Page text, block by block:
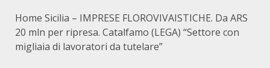
Home Sicilia – IMPRESE FLOROVIVAISTICHE. Da ARS
20 mln per ripresa. Catalfamo (LEGA) “Settore con
migliaia di lavoratori da tutelare”